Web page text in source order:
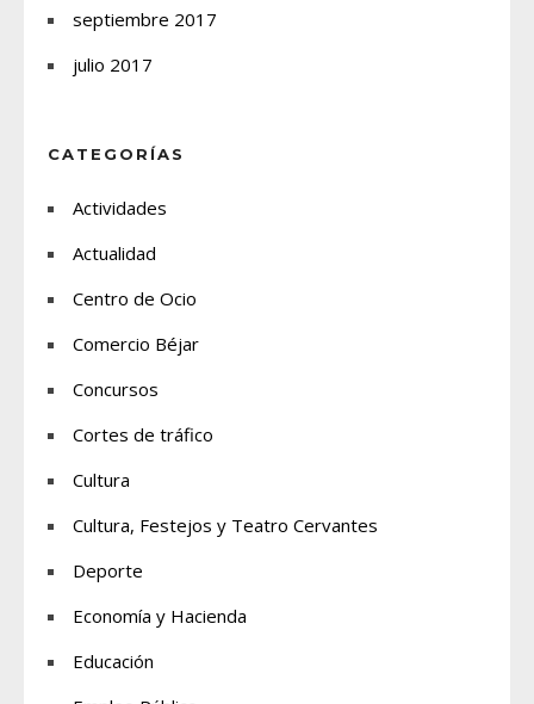
septiembre 2017
julio 2017
CATEGORÍAS
Actividades
Actualidad
Centro de Ocio
Comercio Béjar
Concursos
Cortes de tráfico
Cultura
Cultura, Festejos y Teatro Cervantes
Deporte
Economía y Hacienda
Educación